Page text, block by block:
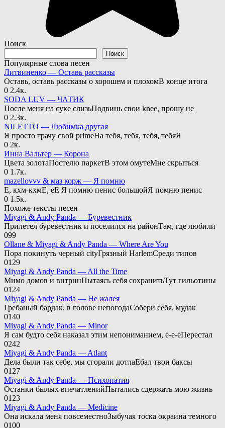
Поиск
Поиск
Популярные слова песен
Литвиненко — Оставь рассказы
Оставь, оставь рассказы о хорошем и плохомВ конце итога
0 2.4к.
SODA LUV — ЧАТИК
После меня на суке слизьПодвинь свои knee, прошу не
0 2.3к.
NILETTO — Любимка другая
Я просто трачу свой primeНа тебя, тебя, тебя, тебяЯ
0 2к.
Инна Вальтер — Корона
Цвета золотаПостелю паркетВ этом омутеМне скрыться
0 1.7к.
mazellovvv & маз корж — Я помню
Е, кхм-кхмЕ, еЕ Я помню пенис большойЯ помню пенис
0 1.5к.
Похоже тексты песен
Miyagi & Andy Panda — Буревестник
Прилетел буревестник и поселился на районТам, где любили
099
Ollane & Miyagi & Andy Panda — Where Are You
Пора покинуть черный cityГрязный HarlemСреди типов
0129
Miyagi & Andy Panda — All the Time
Мимо домов и витринПытаясь себя сохранитьТут гильотины
0124
Miyagi & Andy Panda — Не жалея
Гребаный бардак, в голове непогодаСобери себя, мудак
0140
Miyagi & Andy Panda — Minor
Я сам будто себя наказал этим непониманием, е-е-еПерестал
0242
Miyagi & Andy Panda — Atlant
Дела были так себе, мы сгорали дотлаЕбал твои баксы
0127
Miyagi & Andy Panda — Психопатия
Останки былых впечатленийПытались сдержать мою жизнь
0123
Miyagi & Andy Panda — Medicine
Она искала меня повсеместноЗыбучая тоска окраина темного
0100